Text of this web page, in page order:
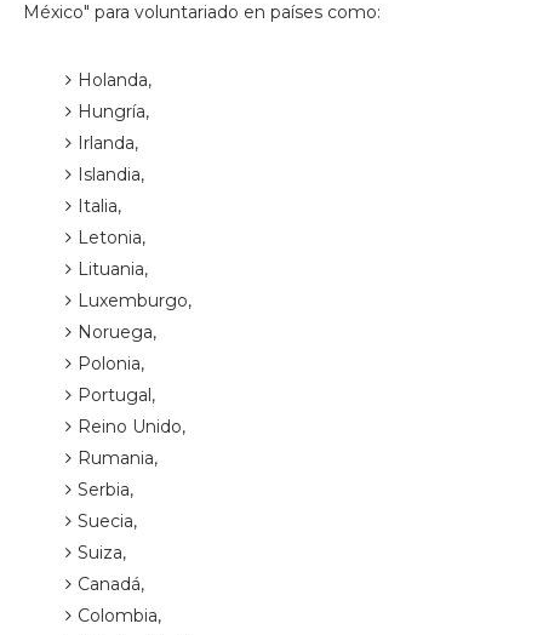
México" para voluntariado en países como:
Holanda,
Hungría,
Irlanda,
Islandia,
Italia,
Letonia,
Lituania,
Luxemburgo,
Noruega,
Polonia,
Portugal,
Reino Unido,
Rumania,
Serbia,
Suecia,
Suiza,
Canadá,
Colombia,